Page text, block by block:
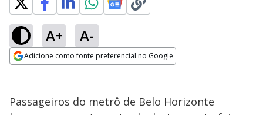
A+ A-
Adicione como fonte preferencial no Google
Passageiros do metrô de Belo Horizonte